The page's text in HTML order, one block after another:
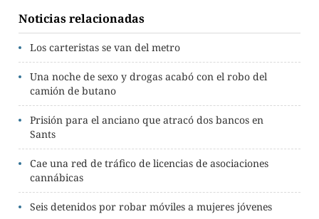
Noticias relacionadas
Los carteristas se van del metro
Una noche de sexo y drogas acabó con el robo del
camión de butano
Prisión para el anciano que atracó dos bancos en
Sants
Cae una red de tráfico de licencias de asociaciones
cannábicas
Seis detenidos por robar móviles a mujeres jóvenes